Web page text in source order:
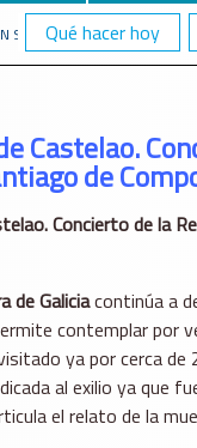
Qué hacer hoy
DE COMPOSTELA
Castelao.
de
Concierto de la
de Galiciacontinúa a
contemplar por
ya por cerca
al exilio ya que
el relato de la